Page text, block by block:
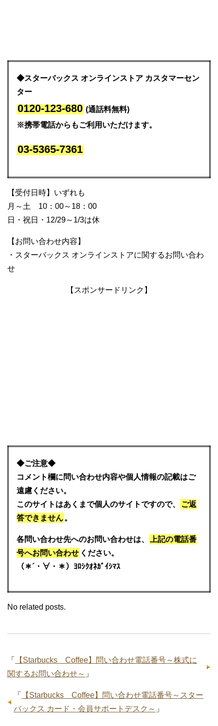
◆スターバックス オンラインストア カスタマーセン
ター
0120-123-680 (通話料無料)
※携帯電話からもご利用いただけます。
03-5365-7361
【受付日時】いずれも
月～土 10：00～18：00
日・祝日・12/29～1/3は休
【お問い合わせ内容】
・スターバックス オンラインストアに関するお問い合わ
せ
【スポンサードリンク】
◆ご注意◆
コメント欄に問い合わせ内容や個人情報の記載はご
遠慮ください。
このサイトはあくまで個人のサイトですので、
ご返
答できません。
各問い合わせ先へのお問い合わせは、
上記の電話番
号へお問い合わせ ください。
（＊´・∀・＊）ﾖﾛｼｸｵﾈｶﾞｲｼﾏｽ
No related posts.
「
【Starbucks Coffee】問い合わせ電話番号～株式に
関するお問い合わせ～ 」
「
【Starbucks Coffee】問い合わせ電話番号～スター
バックス カード・会員サポートデスク～ 」